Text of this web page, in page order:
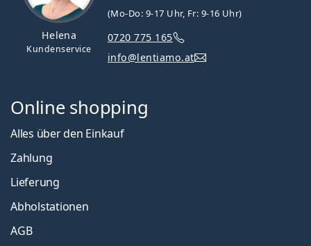
Helena
Kundenservice
(Mo-Do: 9-17 Uhr, Fr: 9-16 Uhr)
0720 775 165
info@lentiamo.at
Online shopping
Alles über den Einkauf
Zahlung
Lieferung
Abholstationen
AGB